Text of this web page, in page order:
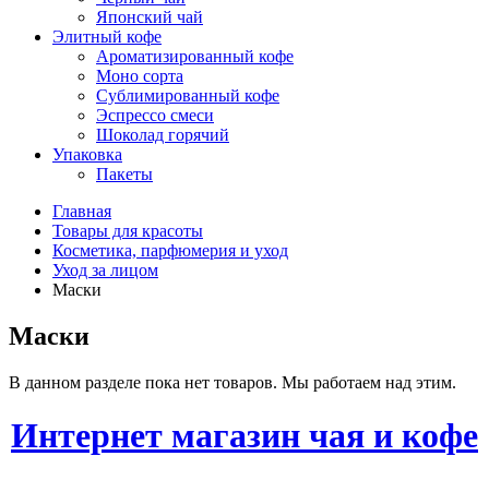
Японский чай
Элитный кофе
Ароматизированный кофе
Моно сорта
Сублимированный кофе
Эспрессо смеси
Шоколад горячий
Упаковка
Пакеты
Главная
Товары для красоты
Косметика, парфюмерия и уход
Уход за лицом
Маски
Маски
В данном разделе пока нет товаров. Мы работаем над этим.
Интернет магазин чая и кофе